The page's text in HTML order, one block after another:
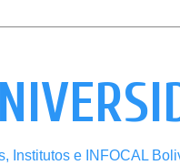
Institutos e INFOCAL